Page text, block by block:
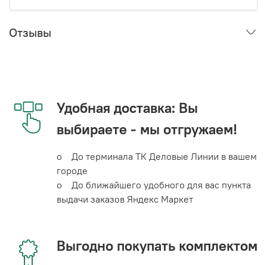
Отзывы
Удобная доставка: Вы
выбираете - мы отгружаем!
o До терминала ТК Деловые Линии в вашем
городе
o До ближайшего удобного для вас пункта
выдачи заказов Яндекс Маркет
Выгодно покупать комплектом